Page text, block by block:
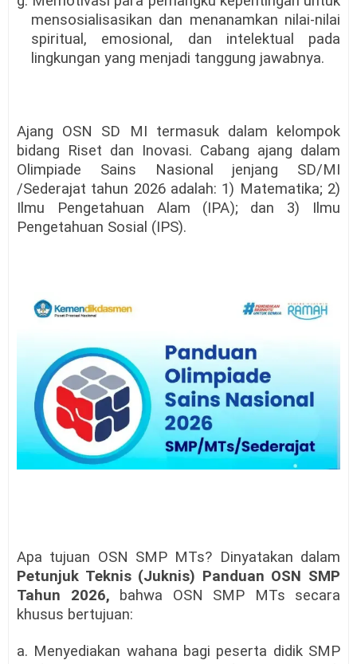
mensosialisasikan dan menanamkan nilai-nilai
spiritual, emosional, dan intelektual pada
lingkungan yang menjadi tanggung jawabnya.
Ajang OSN SD MI termasuk dalam kelompok
bidang Riset dan Inovasi. Cabang ajang dalam
Olimpiade Sains Nasional jenjang SD/MI
/Sederajat tahun 2026 adalah: 1) Matematika; 2)
Ilmu Pengetahuan Alam (IPA); dan 3) Ilmu
Pengetahuan Sosial (IPS).
Apa tujuan OSN SMP MTs? Dinyatakan dalam
Petunjuk Teknis (Juknis) Panduan OSN SMP
Tahun 2026, bahwa OSN SMP MTs secara
khusus bertujuan:
a. Menyediakan wahana bagi peserta didik SMP